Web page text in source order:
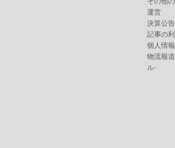
運営
決算公告
記事の
個人情
物流報
ル-